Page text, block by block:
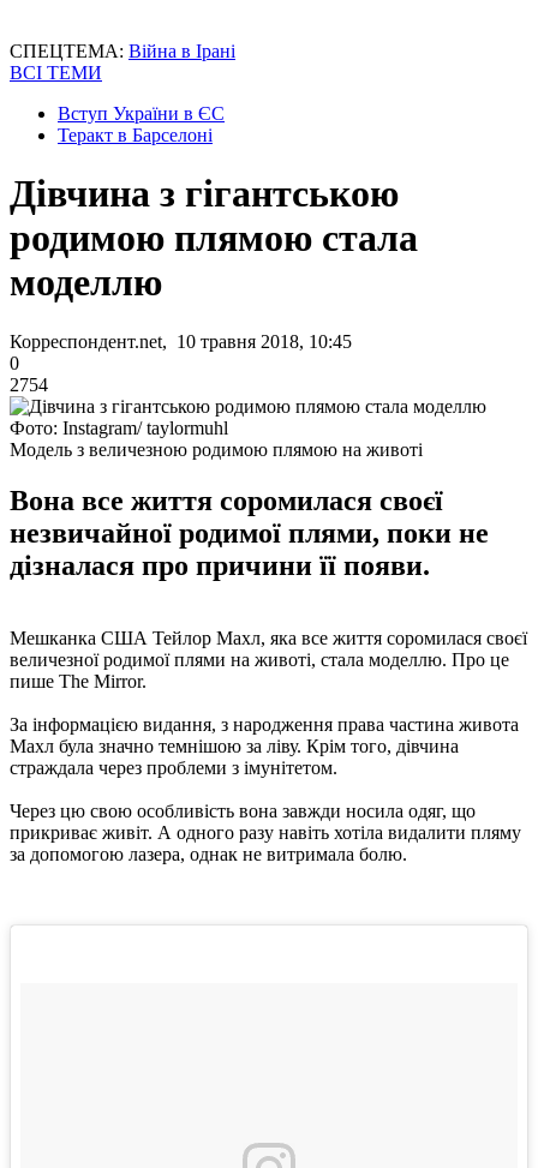
СПЕЦТЕМА: Війна в Ірані
ВСІ ТЕМИ
Вступ України в ЄС
Теракт в Барселоні
Дівчина з гігантською
родимою плямою стала
моделлю
Корреспондент.net, 10 травня 2018, 10:45
0
2754
Фото: Instagram/ taylormuhl
Модель з величезною родимою плямою на животі
Вона все життя соромилася своєї
незвичайної родимої плями, поки не
дізналася про причини її появи.
Мешканка США Тейлор Махл, яка все життя соромилася своєї
величезної родимої плями на животі, стала моделлю. Про це
пише The Mirror.
За інформацією видання, з народження права частина живота
Махл була значно темнішою за ліву. Крім того, дівчина
страждала через проблеми з імунітетом.
Через цю свою особливість вона завжди носила одяг, що
прикриває живіт. А одного разу навіть хотіла видалити пляму
за допомогою лазера, однак не витримала болю.